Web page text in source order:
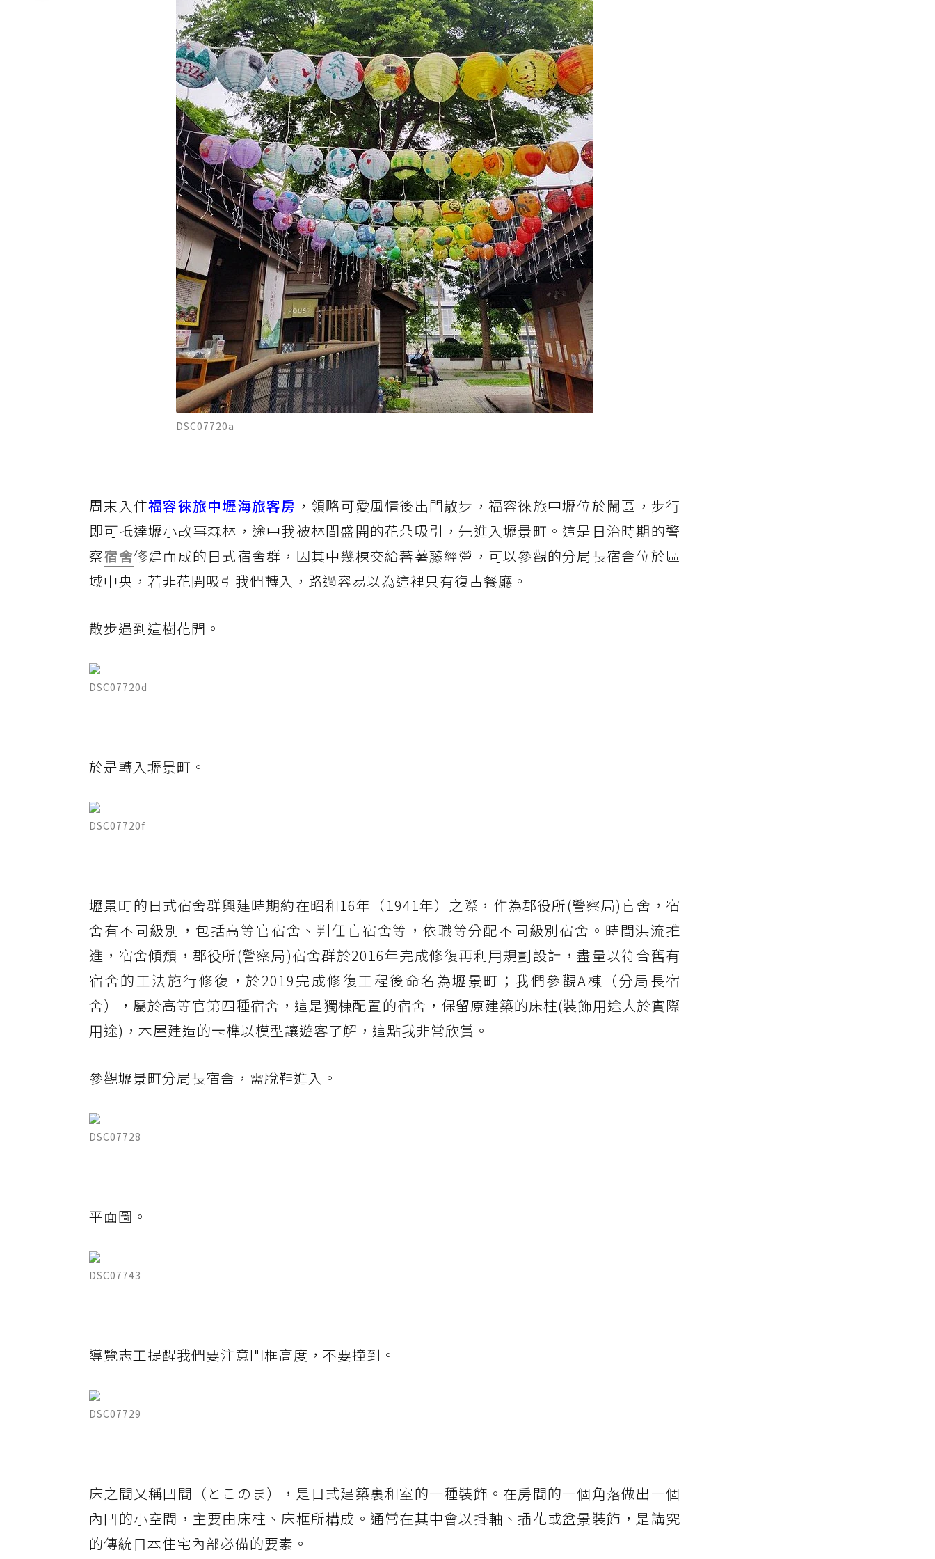
DSC07720a
周末入住福容徠旅中壢海旅客房 ，領略可愛風情後出門散步，福容徠旅中壢位於鬧區，步行
即可抵達壢小故事森林，途中我被林間盛開的花朵吸引，先進入壢景町。這是日治時期的警
察宿舍修建而成的日式宿舍群，因其中幾棟交給蕃薯藤經營，可以參觀的分局長宿舍位於區
域中央，若非花開吸引我們轉入，路過容易以為這裡只有復古餐廳。
散步遇到這樹花開。
DSC07720d
於是轉入壢景町。
DSC07720f
壢景町的日式宿舍群興建時期約在昭和16年（1941年）之際，作為郡役所(警察局)官舍，宿
舍有不同級別，包括高等官宿舍、判任官宿舍等，依職等分配不同級別宿舍。時間洪流推
進，宿舍傾頹，郡役所(警察局)宿舍群於2016年完成修復再利用規劃設計，盡量以符合舊有
宿舍的工法施行修復，於2019完成修復工程後命名為壢景町；我們參觀A棟（分局長宿
舍），屬於高等官第四種宿舍，這是獨棟配置的宿舍，保留原建築的床柱(裝飾用途大於實際
用途)，木屋建造的卡榫以模型讓遊客了解，這點我非常欣賞。
參觀壢景町分局長宿舍，需脫鞋進入。
DSC07728
平面圖。
DSC07743
導覽志工提醒我們要注意門框高度，不要撞到。
DSC07729
床之間又稱凹間（とこのま），是日式建築裏和室的一種裝飾。在房間的一個角落做出一個
內凹的小空間，主要由床柱、床框所構成。通常在其中會以掛軸、插花或盆景裝飾，是講究
的傳統日本住宅內部必備的要素。